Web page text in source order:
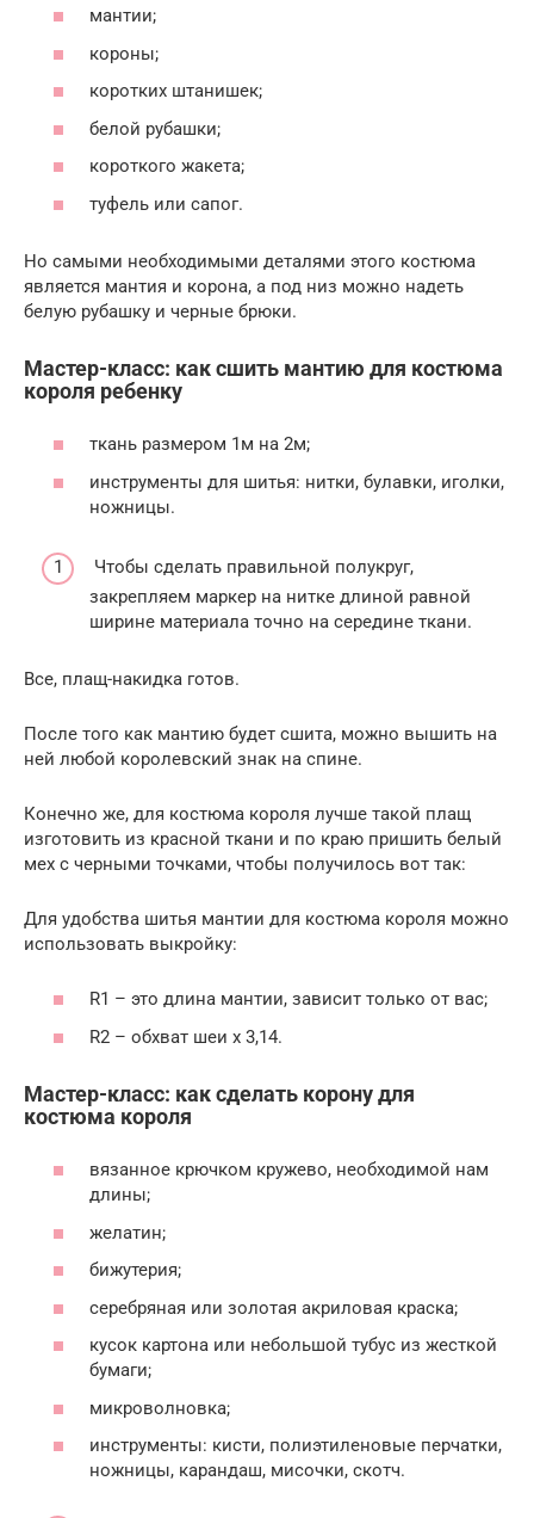
мантии;
короны;
коротких штанишек;
белой рубашки;
короткого жакета;
туфель или сапог.
Но самыми необходимыми деталями этого костюма
является мантия и корона, а под низ можно надеть
белую рубашку и черные брюки.
Мастер-класс: как сшить мантию для костюма
короля ребенку
ткань размером 1м на 2м;
инструменты для шитья: нитки, булавки, иголки,
ножницы.
Чтобы сделать правильной полукруг,
закрепляем маркер на нитке длиной равной
ширине материала точно на середине ткани.
Все, плащ-накидка готов.
После того как мантию будет сшита, можно вышить на
ней любой королевский знак на спине.
Конечно же, для костюма короля лучше такой плащ
изготовить из красной ткани и по краю пришить белый
мех с черными точками, чтобы получилось вот так:
Для удобства шитья мантии для костюма короля можно
использовать выкройку:
R1 – это длина мантии, зависит только от вас;
R2 – обхват шеи х 3,14.
Мастер-класс: как сделать корону для
костюма короля
вязанное крючком кружево, необходимой нам
длины;
желатин;
бижутерия;
серебряная или золотая акриловая краска;
кусок картона или небольшой тубус из жесткой
бумаги;
микроволновка;
инструменты: кисти, полиэтиленовые перчатки,
ножницы, карандаш, мисочки, скотч.